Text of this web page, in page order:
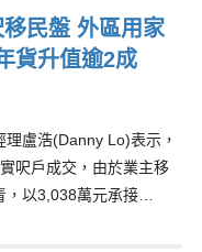
民盤 外區用家
貨升值逾2成
盧浩(Danny Lo)表示，
呎戶成交，由於業主移
，以3,038萬元承接…